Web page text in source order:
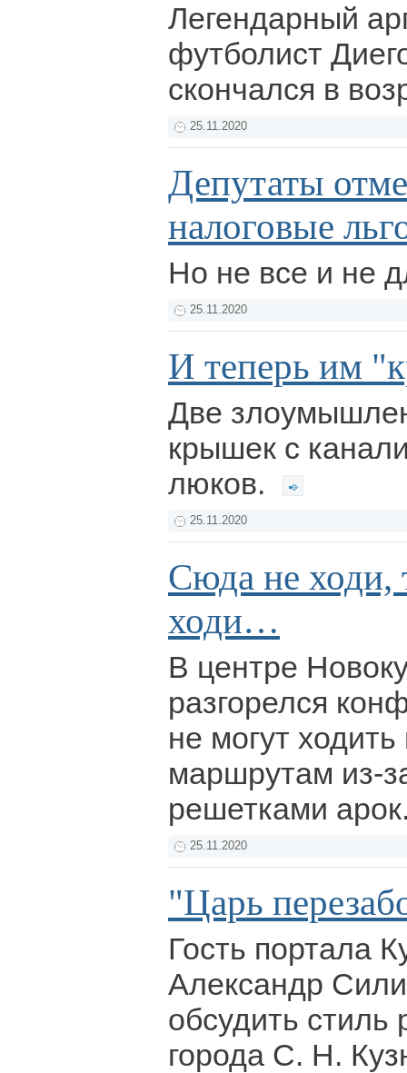
Легендарный
футболист
скончался в
25.11.2020
Депутаты
налоговые
Но не все и не
25.11.2020
И теперь им
Две
крышек с
люков.
25.11.2020
Сюда не ходи,
ходи…
В центре
разгорелся
не могут
маршрутам из-
решетками
25.11.2020
"Царь
Гость портала
Александр
обсудить стиль
города С. Н.